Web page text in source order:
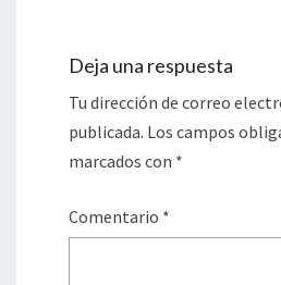
Deja una respuesta
Tu dirección de correo
publicada. Los campos
marcados con *
Comentario *